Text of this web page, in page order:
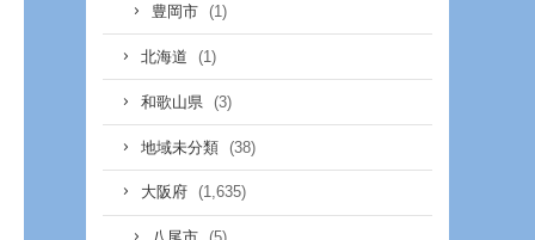
豊岡市 (1)
北海道 (1)
和歌山県 (3)
地域未分類 (38)
大阪府 (1,635)